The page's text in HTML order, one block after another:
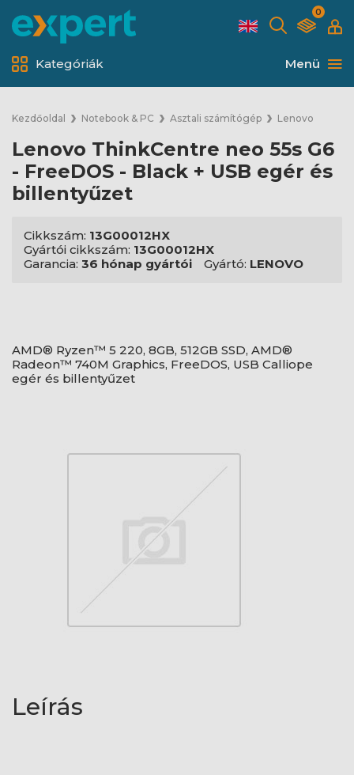
0
Menü
Kategóriák
Kezdőoldal Notebook & PC Asztali számítógép Lenovo
Lenovo ThinkCentre neo 55s G6
- FreeDOS - Black + USB egér és
billentyűzet
Cikkszám: 13G00012HX
Gyártói cikkszám: 13G00012HX
Garancia: 36 hónap gyártói Gyártó: LENOVO
AMD® Ryzen™ 5 220, 8GB, 512GB SSD, AMD®
Radeon™ 740M Graphics, FreeDOS, USB Calliope
egér és billentyűzet
Leírás